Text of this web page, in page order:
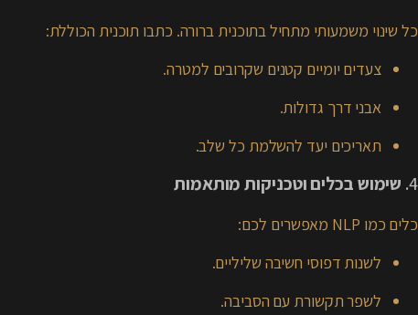
כל שינוי משמעותי מתחיל בתוכנית ברורה. כתבו תוכנית הכוללת:
צעדים יומיים קטנים שקרובים למטרה.
אבני דרך גדולות.
תאריכים יעד להשלמת כל שלב.
4. שימוש בכלים וטכניקות מותאמות
כלים כמו NLP מאפשרים לכם:
לשנות דפוסי חשיבה שליליים.
לשפר תקשורת עם הסביבה.